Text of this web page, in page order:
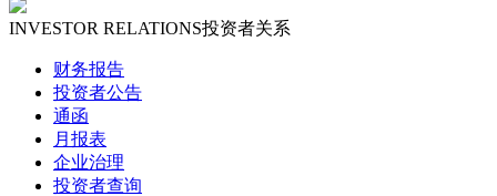
INVESTOR RELATIONS投资者关系
财务报告
投资者公告
通函
月报表
企业治理
投资者查询